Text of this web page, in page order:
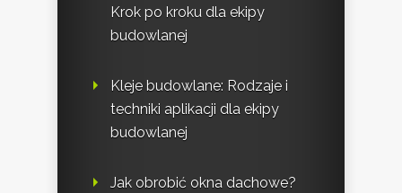
Krok po kroku dla ekipy
budowlanej
Kleje budowlane: Rodzaje i
techniki aplikacji dla ekipy
budowlanej
Jak obrobić okna dachowe?